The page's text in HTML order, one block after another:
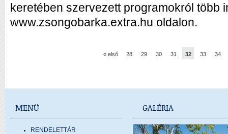
keretében szervezett programokról több
www.zsongobarka.extra.hu oldalon.
« első 28 29 30 31 32 33 34
MENÜ
RENDELETTÁR
GALÉRIA